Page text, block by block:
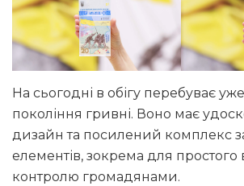
На сьогодні в обігу перебуває
покоління гривні. Воно має
дизайн та посилений комплекс
елементів, зокрема для простого
контролю громадянами.